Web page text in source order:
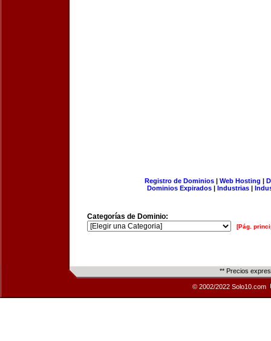
Registro de Dominios| Web Hosting |
Dominios Expirados | Industrias |
Categorías de Dominio:
[Pág.
** Precios
© 2002/2022 Solo10.com